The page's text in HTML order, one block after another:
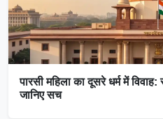
पारसी महिला का दूसरे धर्म में
जानिए सच